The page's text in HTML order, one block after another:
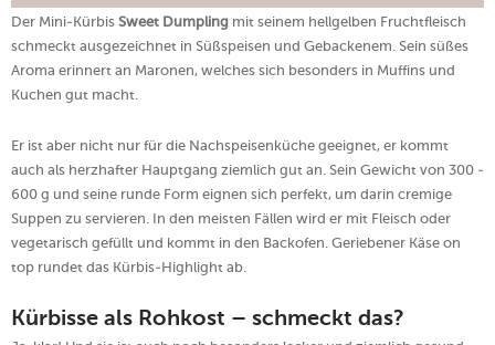
Der Mini-Kürbis Sweet Dumpling mit seinem hellgelben Fruchtfleisch
schmeckt ausgezeichnet in Süßspeisen und Gebackenem. Sein süßes
Aroma erinnert an Maronen, welches sich besonders in Muffins und
Kuchen gut macht.
Er ist aber nicht nur für die Nachspeisenküche geeignet, er kommt
auch als herzhafter Hauptgang ziemlich gut an. Sein Gewicht von 300 -
600 g und seine runde Form eignen sich perfekt, um darin cremige
Suppen zu servieren. In den meisten Fällen wird er mit Fleisch oder
vegetarisch gefüllt und kommt in den Backofen. Geriebener Käse on
top rundet das Kürbis-Highlight ab.
Kürbisse als Rohkost – schmeckt das?